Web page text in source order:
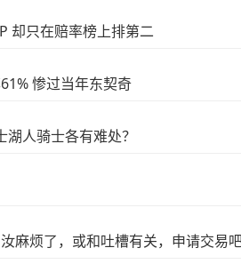
却只在赔率榜上排第二
惨过当年东契奇
人骑士各有难处？
麻烦了，或和吐槽有关，申请交易